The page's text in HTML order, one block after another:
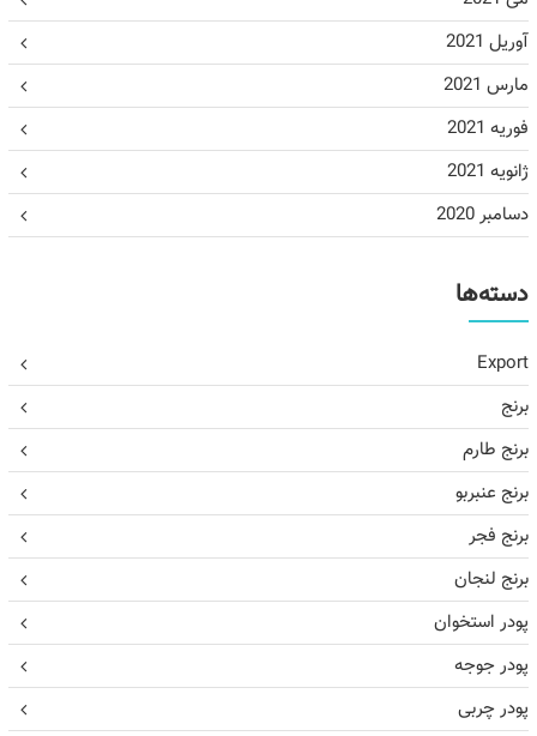
آوریل 2021
مارس 2021
فوریه 2021
ژانویه 2021
دسامبر 2020
دسته‌ها
Export
برنج
برنج طارم
برنج عنبربو
برنج فجر
برنج لنجان
پودر استخوان
پودر جوجه
پودر چربی